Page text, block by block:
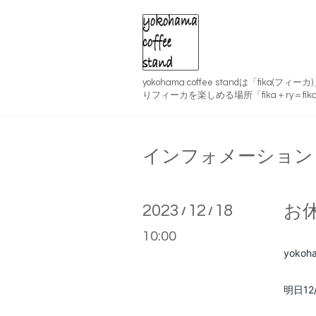
yokohama coffee standは「fika(フィー
りフィーカを楽しめる場所「fika＋ry＝
インフォメーション
2023 / 12 / 18
10:00
お
明日